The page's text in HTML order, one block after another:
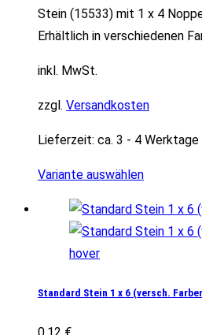
Stein (15533) mit 1 x 4
Erhältlich in verschiedenen
inkl. MwSt.
zzgl. Versandkosten
Lieferzeit: ca. 3 - 4 Werktage
Variante auswählen
Standard Stein 1 x 6 (versch.